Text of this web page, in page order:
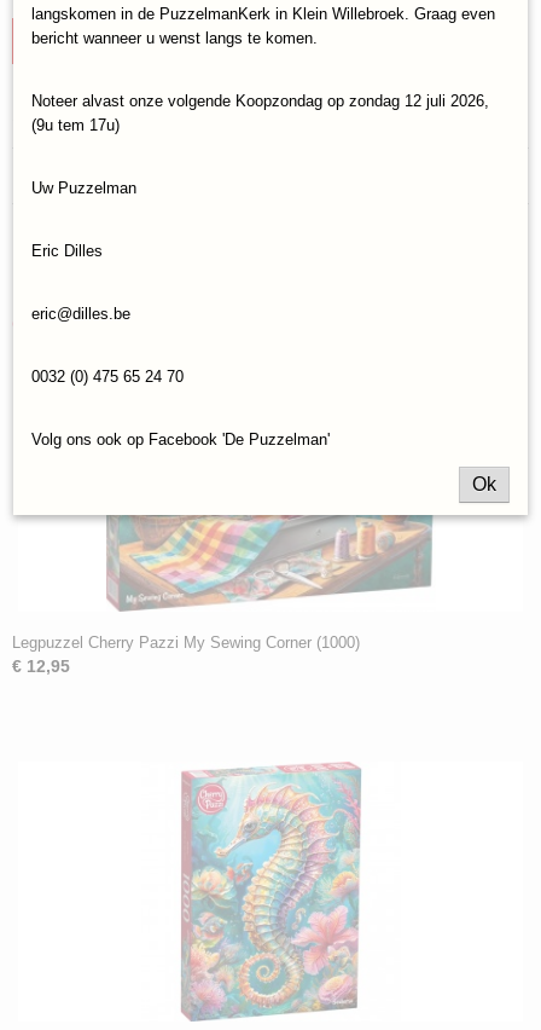
IN WINKELWAGEN
Specificaties
Cherry Pazzi-20197
Ook interessant
Legpuzzel Cherry Pazzi My Sewing Corner (1000)
€ 12,95
langskomen in de PuzzelmanKerk in Klein Willebroek. Graag even
bericht wanneer u wenst langs te komen.
Noteer alvast onze volgende Koopzondag op zondag 12 juli 2026,
(9u tem 17u)
Uw Puzzelman
Eric Dilles
eric@dilles.be
0032 (0) 475 65 24 70
Volg ons ook op Facebook 'De Puzzelman'
Ok